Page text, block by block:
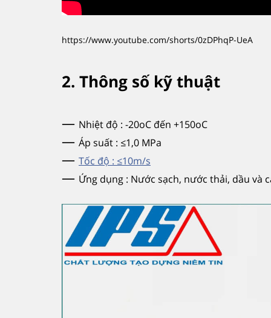
https://www.youtube.com/shorts/0zDPhqP-UeA
2. Thông số kỹ thuật
— Nhiệt độ : -20oC đến +150oC
— Áp suất : ≤1,0 MPa
— Tốc độ : ≤10m/s
— Ứng dụng : Nước sạch, nước thải, dầu và